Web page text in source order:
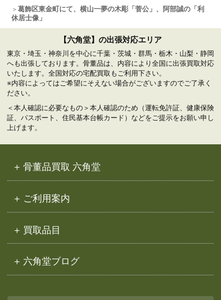
葛飾区東金町にて、横山一夢の木彫「菅公」、阿部誠の「利
休居士像」
【六角堂】の出張対応エリア
東京・埼玉・神奈川を中心に千葉・茨城・群馬・栃木・山梨・静岡
へも出張しております。骨董品は、内容により全国に出張買取対応
いたします。全国対応の宅配買取もご利用下さい。
※内容によってはご希望にそえない場合がございますのでご了承く
ださい。
＜本人確認に必要なもの＞本人確認のため（運転免許証、健康保険
証、パスポート、住民基本台帳カード）などをご提示をお願い申し
上げます。
骨董品買取 六角堂
ご利用案内
買取品目
六角堂ブログ